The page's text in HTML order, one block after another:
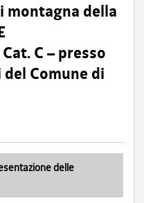
montagna della
C – presso
Comune di
delle